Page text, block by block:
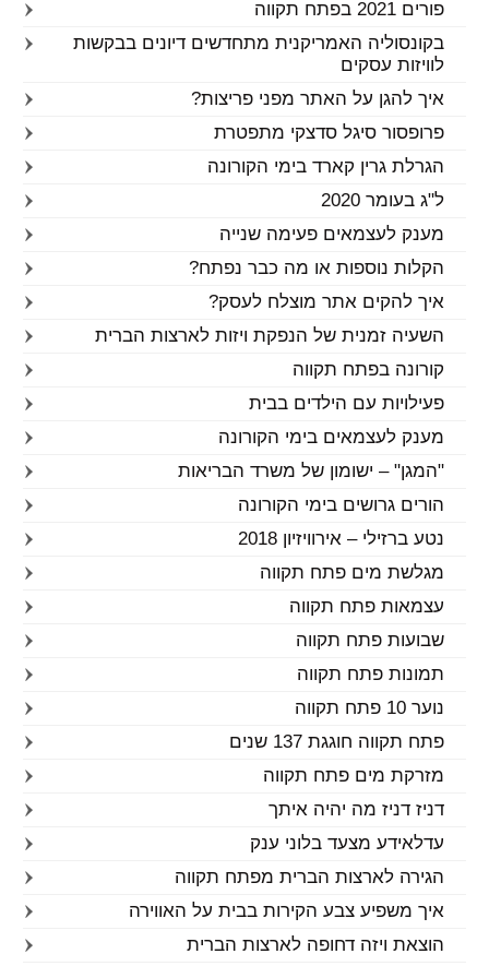
פורים 2021 בפתח תקווה
בקונסוליה האמריקנית מתחדשים דיונים בבקשות
לוויזות עסקים
איך להגן על האתר מפני פריצות?
פרופסור סיגל סדצקי מתפטרת
הגרלת גרין קארד בימי הקורונה
ל"ג בעומר 2020
מענק לעצמאים פעימה שנייה
הקלות נוספות או מה כבר נפתח?
איך להקים אתר מוצלח לעסק?
השעיה זמנית של הנפקת ויזות לארצות הברית
קורונה בפתח תקווה
פעילויות עם הילדים בבית
מענק לעצמאים בימי הקורונה
"המגן" – ישומון של משרד הבריאות
הורים גרושים בימי הקורונה
נטע ברזילי – אירוויזיון 2018
מגלשת מים פתח תקווה
עצמאות פתח תקווה
שבועות פתח תקווה
תמונות פתח תקווה
נוער 10 פתח תקווה
פתח תקווה חוגגת 137 שנים
מזרקת מים פתח תקווה
דניז דניז מה יהיה איתך
עדלאידע מצעד בלוני ענק
הגירה לארצות הברית מפתח תקווה
איך משפיע צבע הקירות בבית על האווירה
הוצאת ויזה דחופה לארצות הברית